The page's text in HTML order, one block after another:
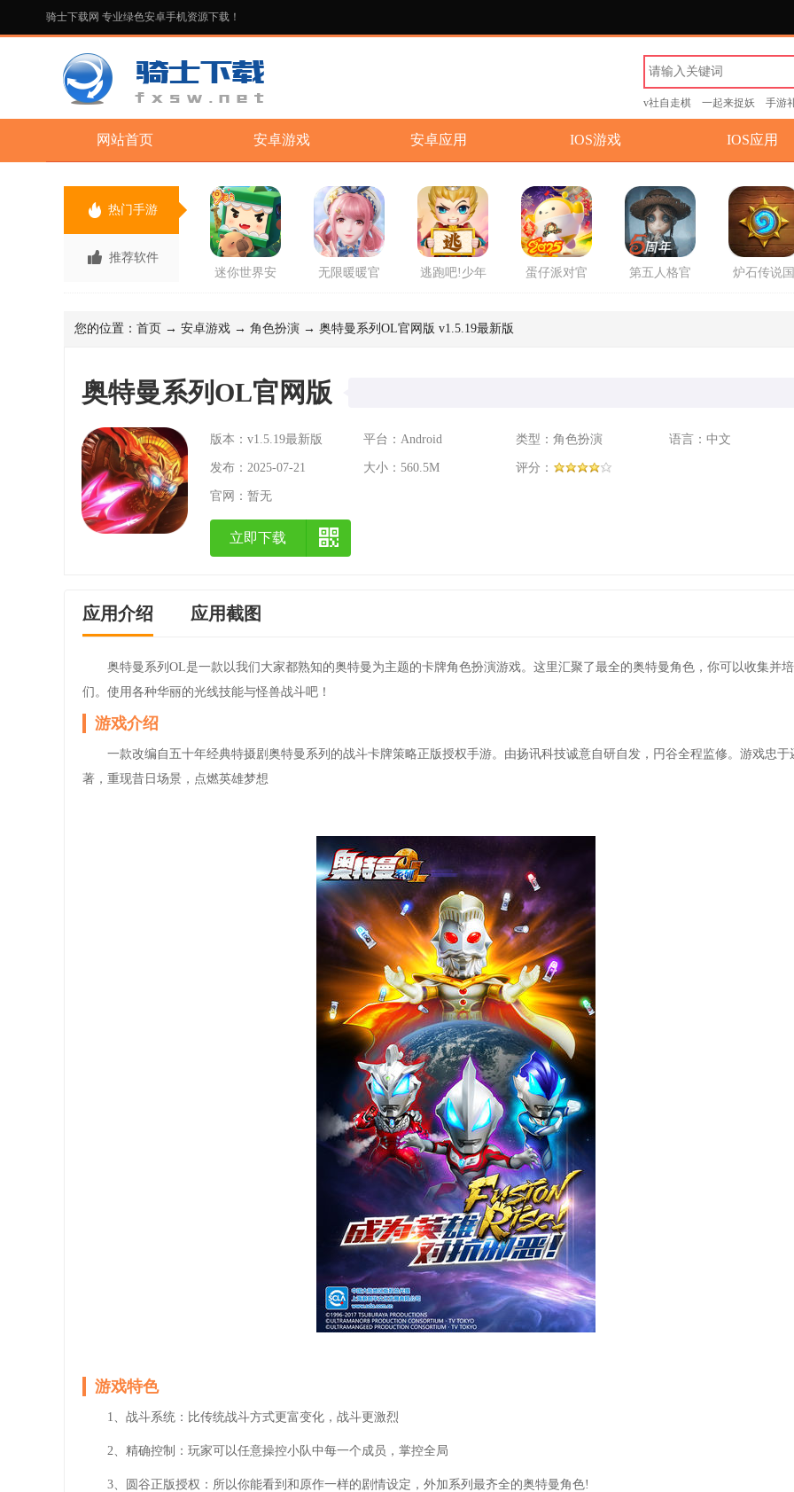
骑士下载网 专业绿色安卓手机资源下载！
v社自走棋 一起来捉妖 手游
网站首页 安卓游戏 安卓应用 IOS游戏 IOS应用
热门手游
推荐软件
迷你世界安
无限暖暖官
逃跑吧!少年
蛋仔派对官
第五人格官
炉石传说国
您的位置： 首页 → 安卓游戏 → 角色扮演 → 奥特曼系列OL官网版 v1.5.19最新版
奥特曼系列OL官网版
版本：v1.5.19最新版 平台：Android 类型：角色扮演 语言：中文
发布：2025-07-21 大小：560.5M 评分：
官网： 暂无
立即下载
应用介绍 应用截图
奥特曼系列OL是一款以我们大家都熟知的奥特曼为主题的卡牌角色扮演游戏。这里汇聚了最全的奥特曼角色，你可以收集并
们。使用各种华丽的光线技能与怪兽战斗吧！
游戏介绍
一款改编自五十年经典特摄剧奥特曼系列的战斗卡牌策略正版授权手游。由扬讯科技诚意自研自发，円谷全程监修。游戏忠于
著，重现昔日场景，点燃英雄梦想
游戏特色
1、战斗系统：比传统战斗方式更富变化，战斗更激烈
2、精确控制：玩家可以任意操控小队中每一个成员，掌控全局
3、圆谷正版授权：所以你能看到和原作一样的剧情设定，外加系列最齐全的奥特曼角色!